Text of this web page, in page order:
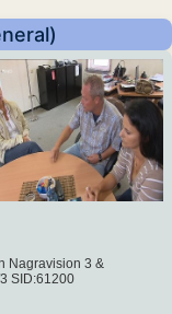
Nagravision 3 &
SID:61200